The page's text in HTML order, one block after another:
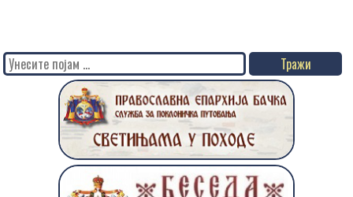
Search
for: